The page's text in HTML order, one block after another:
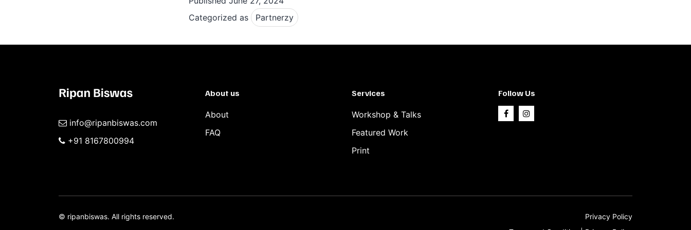
w
online
pl
Categorized as
Partnerzy
info@ripanbiswas.com
+91 8167800994
About us
About
FAQ
Services
Workshop & Talks
Featured Work
Print
Follow Us
© ripanbiswas. All rights reserved.
Privacy Policy